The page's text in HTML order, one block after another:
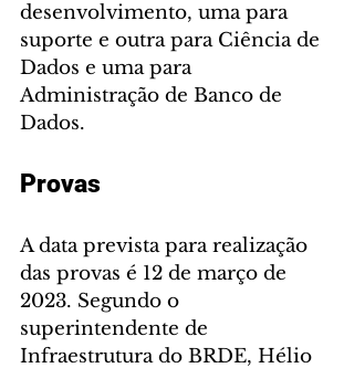
desenvolvimento, uma para
suporte e outra para Ciência de
Dados e uma para
Administração de Banco de
Dados.
Provas
A data prevista para realização
das provas é 12 de março de
2023. Segundo o
superintendente de
Infraestrutura do BRDE, Hélio